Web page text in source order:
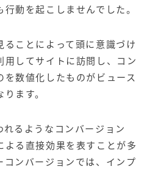
動を起こしませんでした。
ることによって頭に意識づけ
用してサイトに訪問し、コン
数値化したものがビュース
ます。
るようなコンバージョン
よる直接効果を表すことが多
コンバージョンでは、インプ